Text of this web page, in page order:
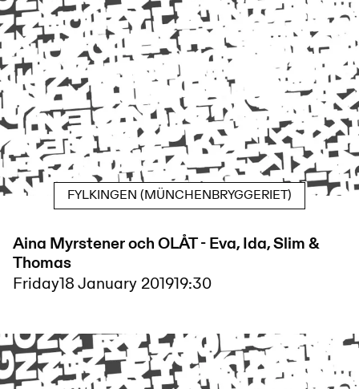
FYLKINGEN (MÜNCHENBRYGGERIET)
Aina Myrstener och OLÅT - Eva, Ida, Slim &
Thomas
Friday18 January 201919:30